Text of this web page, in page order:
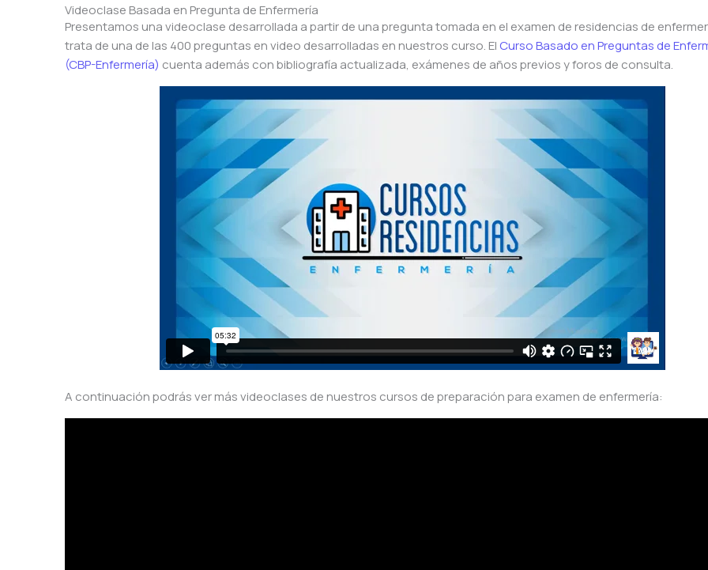
Videoclase Basada en Pregunta de Enfermería
Presentamos una videoclase desarrollada a partir de una pregunta tomada en el examen de residencias de
trata de una de las 400 preguntas en video desarrolladas en nuestros curso. El Curso Basado en Preguntas de
(CBP-Enfermería) cuenta además con bibliografía actualizada, exámenes de años previos y foros de consulta.
A continuación podrás ver más videoclases de nuestros cursos de preparación para examen de enfermería: